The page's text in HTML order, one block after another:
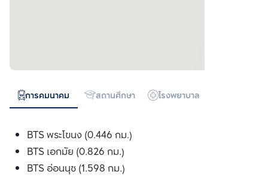
การคมนาคม สถานศึกษา โรงพยาบาล
BTS พระโขนง (0.446 กม.)
BTS เอกมัย (0.826 กม.)
BTS อ่อนนุช (1.598 กม.)